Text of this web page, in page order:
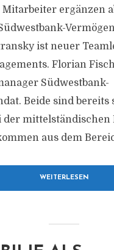
Mitarbeiter ergänzen
ist neuer
Florian
Südwestbank-
Beide sind bereits
der mittelständischen
aus dem
WEITERLESEN